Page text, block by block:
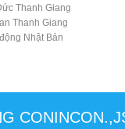
Thanh Giang
Thanh Giang
Nhật Bản